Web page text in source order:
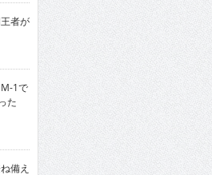
者が
1で
た
備え